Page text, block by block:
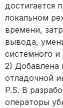
достигается
локальном
времени,
вывода,
системного и
2)
отладочной
P.S. В
операторы